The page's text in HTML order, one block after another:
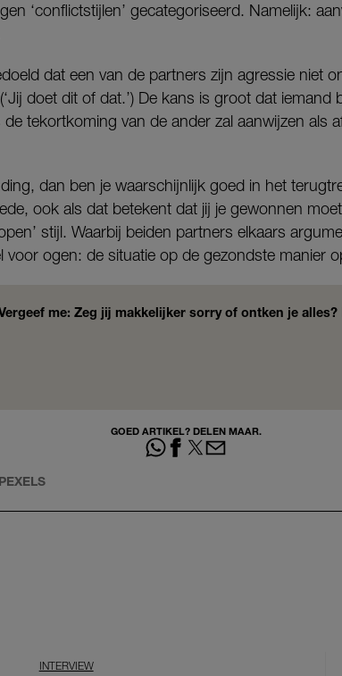
‘conflictstijlen’ gecategoriseerd. Namelijk:
dat een van de partners zijn agressie niet
doet dit of dat.’) De kans is groot dat iemand
tekortkoming van de ander zal aanwijzen als
dan ben je waarschijnlijk goed in het
ook als dat betekent dat jij je gewonnen
stijl. Waarbij beiden partners elkaars
voor ogen: de situatie op de gezondste manier
me: Zeg jij makkelijker sorry of ontken je
GOED ARTIKEL? DELEN MAAR.
PEXELS
INTERVIEW